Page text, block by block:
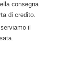
consegna
di credito.
il